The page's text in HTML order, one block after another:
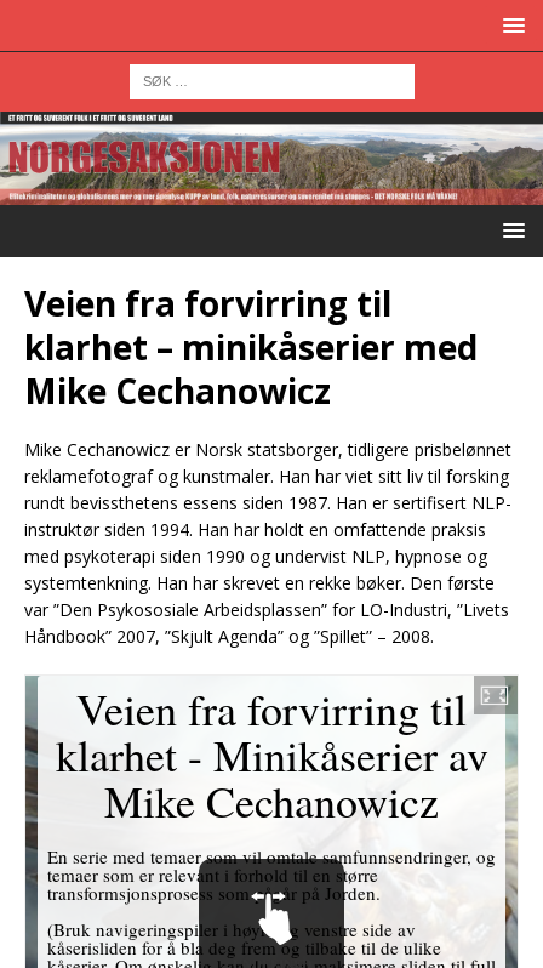
Veien fra forvirring til
klarhet – minikåserier med
Mike Cechanowicz
Mike Cechanowicz er Norsk statsborger, tidligere prisbelønnet
reklamefotograf og kunstmaler. Han har viet sitt liv til forsking
rundt bevissthetens essens siden 1987. Han er sertifisert NLP-
instruktør siden 1994. Han har holdt en omfattende praksis
med psykoterapi siden 1990 og undervist NLP, hypnose og
systemtenkning. Han har skrevet en rekke bøker. Den første
var ”Den Psykososiale Arbeidsplassen” for LO-Industri, ”Livets
Håndbook” 2007, ”Skjult Agenda” og ”Spillet” – 2008.